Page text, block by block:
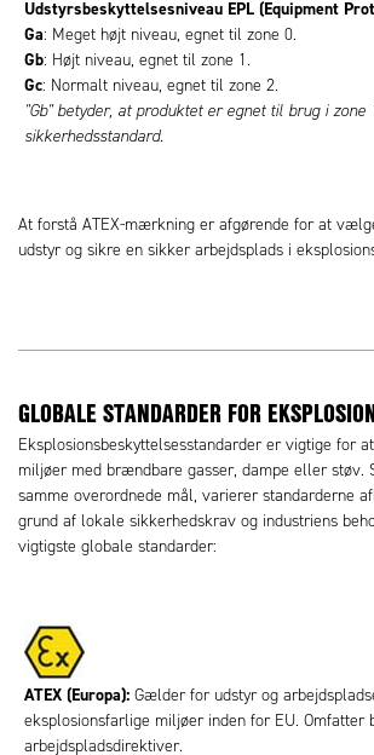
Udstyrsbeskyttelsesniveau EPL (Equipment
Ga: Meget højt niveau, egnet til zone 0.
Gb: Højt niveau, egnet til zone 1.
Gc: Normalt niveau, egnet til zone 2.
"Gb" betyder, at produktet er egnet til brug i zone
sikkerhedsstandard.
At forstå ATEX-mærkning er afgørende for at
udstyr og sikre en sikker arbejdsplads i
GLOBALE STANDARDER FOR
Eksplosionsbeskyttelsesstandarder er vigtige for
miljøer med brændbare gasser, dampe eller støv.
samme overordnede mål, varierer standarderne
grund af lokale sikkerhedskrav og industriens
vigtigste globale standarder:
ATEX (Europa): Gælder for udstyr og
eksplosionsfarlige miljøer inden for EU. Omfatter
arbejdspladsdirektiver.